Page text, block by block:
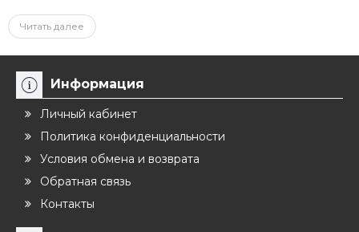
Голубые
Серые Розовые
Летние пижамы
вечеринку, праздник или подарок другу - посмотрите
Читать далее
Информация
Личный кабинет
Политика конфиденциальности
Условия обмена и возврата
Обратная связь
Контакты